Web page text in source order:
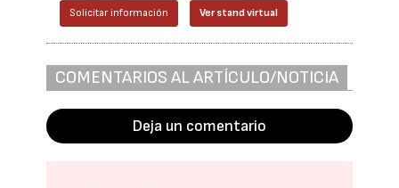
Solicitar información Ver stand virtual
COMENTARIOS AL ARTÍCULO/NOTICIA
Deja un comentario